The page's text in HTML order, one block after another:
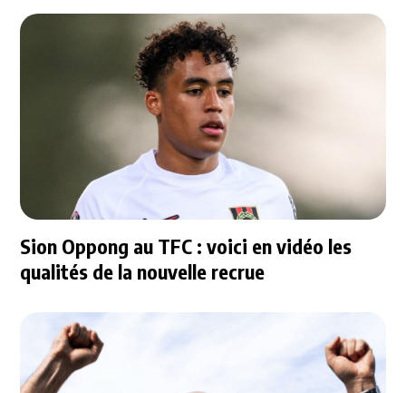
Sion Oppong au TFC : voici en vidéo les
qualités de la nouvelle recrue